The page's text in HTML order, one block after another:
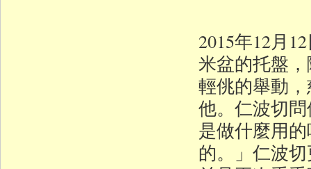
2015年12月
米盆的托盤
輕佻的舉動
他。仁波切
是做什麼用
的。」仁波